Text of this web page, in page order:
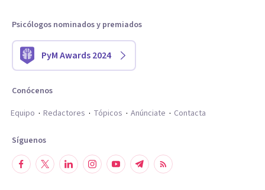
Psicólogos nominados y premiados
PyM Awards 2024
Conócenos
Equipo
Redactores Tópicos Anúnciate Contacta
Síguenos